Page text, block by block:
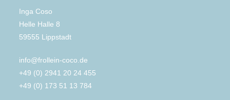
Inga Coso
Helle Halle 8
59555 Lippstadt
info@frollein-coco.de
+49 (0) 2941 20 24 455
+49 (0) 173 51 13 784